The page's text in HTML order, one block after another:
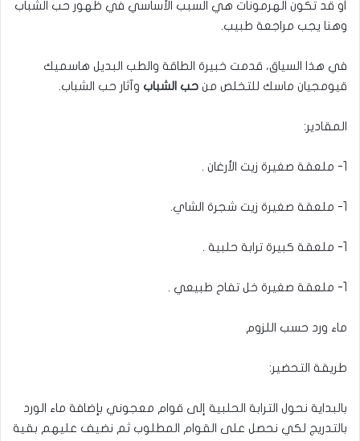
أو قد تكون الهرمونات هي السبب الأساسي في ظهور حب الشباب
وهنا يجب مراجعة طبيب.
في هذا السياق، قدمت خبيرة الطاقة والطب البديل هاسميك
قيومجيان ماسك للتخلص من حب الشباب وآثار حب الشباب.
المقادير:
1- ملعقة صغيرة زيت الأرغان .
1- ملعقة صغيرة زيت شجرة الشاي.
1- ملعقة كبيرة ترابة حلبية .
1- ملعقة صغيرة خل تفاح طبيعي .
ماء ورد حسب اللزوم
طريقة التحضير:
بالبداية نحول الترابة الحلبية إلى قوام معجوني بإضافة ماء الورد
بالتدريج لكي نحصل على القوام المطلوب ثم نضيف عليهم بقية